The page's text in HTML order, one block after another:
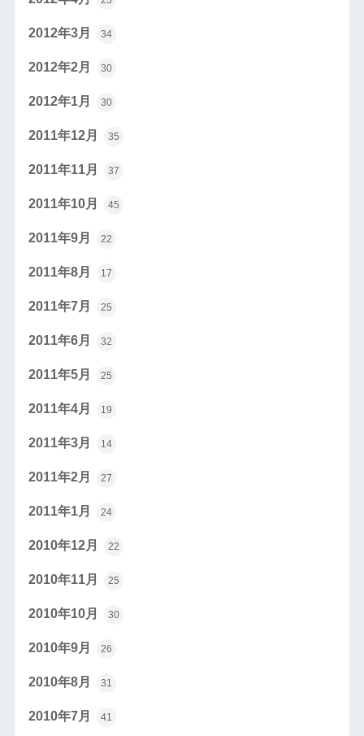
2012年3月 34
2012年2月 30
2012年1月 30
2011年12月 35
2011年11月 37
2011年10月 45
2011年9月 22
2011年8月 17
2011年7月 25
2011年6月 32
2011年5月 25
2011年4月 19
2011年3月 14
2011年2月 27
2011年1月 24
2010年12月 22
2010年11月 25
2010年10月 30
2010年9月 26
2010年8月 31
2010年7月 41